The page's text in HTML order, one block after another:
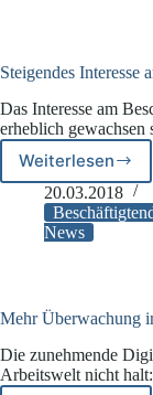
Steigendes Interesse
Das Interesse am
erheblich
WeiterlesenSteigendes
Interesse
am
20.03.2018
News
Mehr Überwachung
Die zunehmende
Arbeitswelt nicht